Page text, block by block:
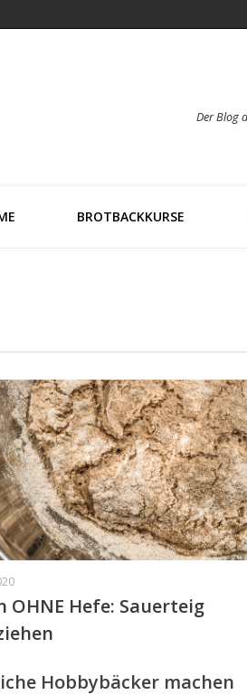
Der Blog
BROTBACKKURSE
OHNE Hefe: Sauerteig
Hobbybäcker machen